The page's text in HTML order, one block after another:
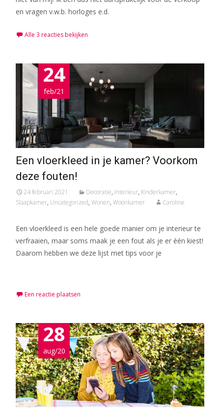
en vragen v.w.b. horloges e.d.
Alle 3 reacties bekijken
24
feb/21
Een vloerkleed in je kamer? Voorkom
deze fouten!
24 februari 2021 Decoratie, Interieur, Kinderkamer,
Slaapkamer, Uncategorized, Wonen, Woonkamer Caroline
Een vloerkleed is een hele goede manier om je interieur te
verfraaien, maar soms maak je een fout als je er één kiest!
Daarom hebben we deze lijst met tips voor je
Een reactie plaatsen
28
aug/20